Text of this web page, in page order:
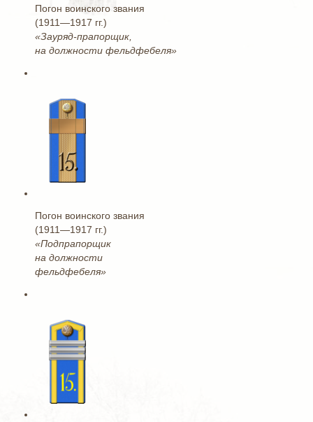
Погон воинского звания
(1911—1917 гг.)
«Зауряд-прапорщик,
на должности фельдфебеля»
Погон воинского звания
(1911—1917 гг.)
«Подпрапорщик
на должности
фельдфебеля»